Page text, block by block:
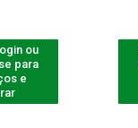
ou
para
e